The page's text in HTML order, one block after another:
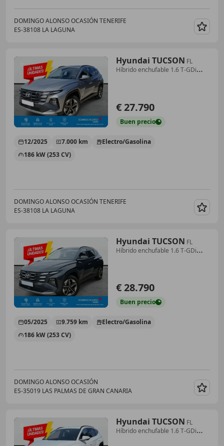
DOMINGO ALONSO OCASIÓN TENERIFE
ES-38108 LA LAGUNA
Hyundai TUCSON FL
Híbrido enchufable 1.6 T-GDi
€ 27.790
Buen precio
12/2025 7.000 km
Electro/Gasolina
186 kW (253 CV)
DOMINGO ALONSO OCASIÓN TENERIFE
ES-38108 LA LAGUNA
Hyundai TUCSON FL
Híbrido enchufable 1.6 T-GDi
€ 28.790
Buen precio
05/2025 9.759 km
Electro/Gasolina
186 kW (253 CV)
DOMINGO ALONSO OCASIÓN
ES-35019 LAS PALMAS DE GRAN CANARIA
Hyundai TUCSON FL
Híbrido enchufable 1.6 T-GDi